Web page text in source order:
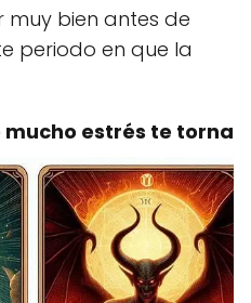
bien antes de
periodo en que la
mucho estrés te torna